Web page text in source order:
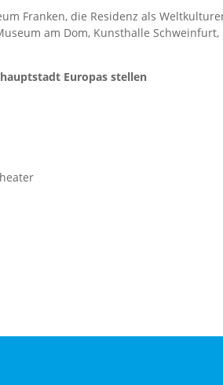
Franken, die Residenz als
am Dom, Kunsthalle Schweinfurt,
Europas stellen